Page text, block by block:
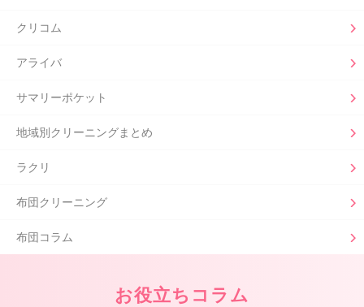
クリコム
アライバ
サマリーポケット
地域別クリーニングまとめ
ラクリ
布団クリーニング
布団コラム
お役立ちコラム